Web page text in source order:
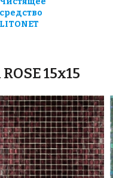
средство
LITONET
15x15